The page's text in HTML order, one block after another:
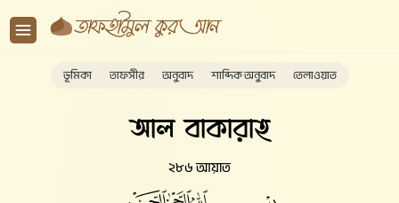
ভূমিকা তাফসীর অনুবাদ শাব্দিক অনুবাদ তেলাওয়াত
আল বাকারাহ
২৮৬ আয়াত